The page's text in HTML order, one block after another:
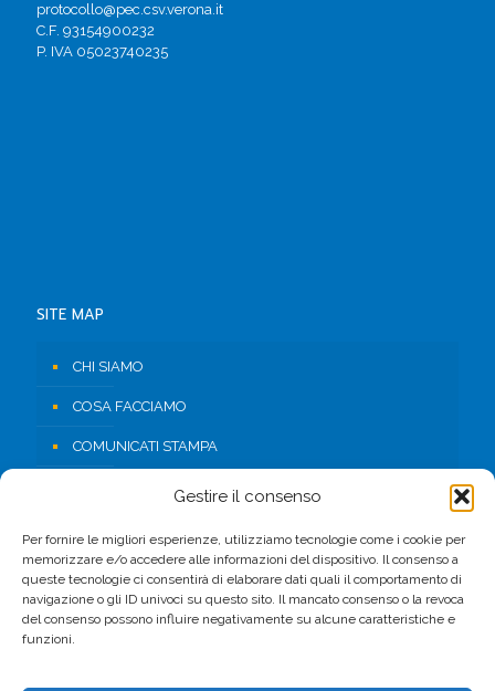
Gestire il consenso
Per fornire le migliori esperienze, utilizziamo tecnologie come i cookie per
memorizzare e/o accedere alle informazioni del dispositivo. Il consenso a
queste tecnologie ci consentirà di elaborare dati quali il comportamento di
navigazione o gli ID univoci su questo sito. Il mancato consenso o la revoca
del consenso possono influire negativamente su alcune caratteristiche e
funzioni.
protocollo@pec.csv.verona.it
C.F. 93154900232
P. IVA 05023740235
SITE MAP
CHI SIAMO
COSA FACCIAMO
COMUNICATI STAMPA
AREA RISERVATA
FACEBOOK